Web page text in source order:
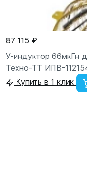
87 115 ₽
У-индуктор 66мкГн
Техно-ТТ ИПВ-
Купить в 1 клик